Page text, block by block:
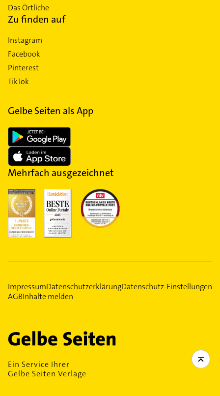
Das Örtliche
Zu finden auf
Instagram
Facebook
Pinterest
TikTok
Gelbe Seiten als App
Mehrfach ausgezeichnet
ImpressumDatenschutzerklärungDatenschutz-Einstellungen
AGBInhalte melden
Ein Service Ihrer
Gelbe Seiten Verlage